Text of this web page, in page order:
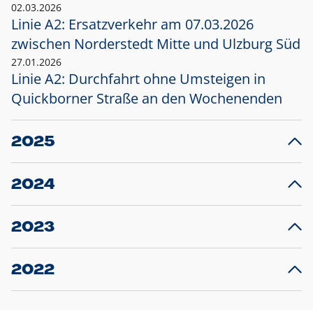
02.03.2026
Linie A2: Ersatzverkehr am 07.03.2026
zwischen Norderstedt Mitte und Ulzburg Süd
27.01.2026
Linie A2: Durchfahrt ohne Umsteigen in
Quickborner Straße an den Wochenenden
2025
23.12.2025
Projekt S5: Start der Bauarbeiten am
2024
10.12.2024
Großprojekt S5: Sperrung der Bahnstraße in
2023
20.12.2023
Schleswig-Holstein verlängert den
2022
22.12.2022